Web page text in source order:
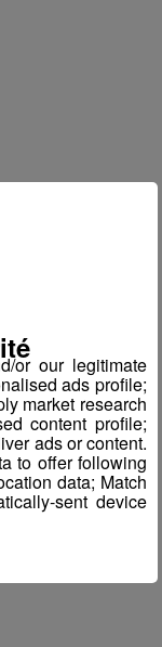
or our legitimate
ads profile;
market research
content profile;
ads or content.
to offer following
data; Match
sent device